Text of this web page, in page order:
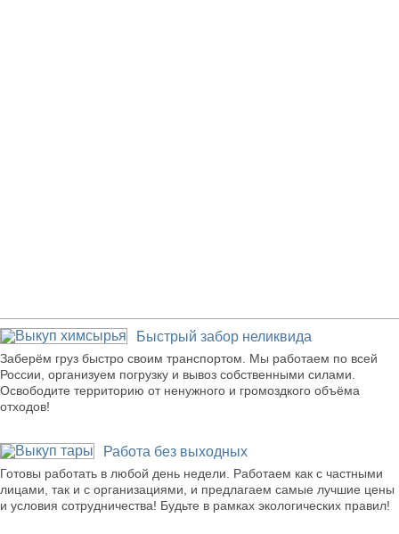
Быстрый забор неликвида
Заберём груз быстро своим транспортом. Мы работаем по всей
России, организуем погрузку и вывоз собственными силами.
Освободите территорию от ненужного и громоздкого объёма
отходов!
Работа без выходных
Готовы работать в любой день недели. Работаем как с частными
лицами, так и с организациями, и предлагаем самые лучшие цены
и условия сотрудничества! Будьте в рамках экологических правил!